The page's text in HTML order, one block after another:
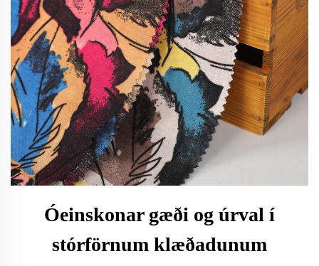
Óeinskonar gæði og úrval í
stórförnum klæðadunum